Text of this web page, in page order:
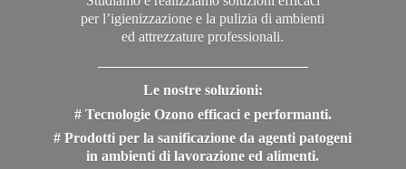
per l’igienizzazione e la pulizia di ambienti
ed attrezzature professionali.
Le nostre soluzioni:
# Tecnologie Ozono efficaci e performanti.
# Prodotti per la sanificazione da agenti patogeni
in ambienti di lavorazione ed alimenti.